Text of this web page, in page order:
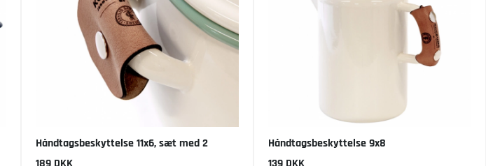
Håndtagsbeskyttelse 11x6, sæt med 2
Håndtagsbeskyttelse 9x8